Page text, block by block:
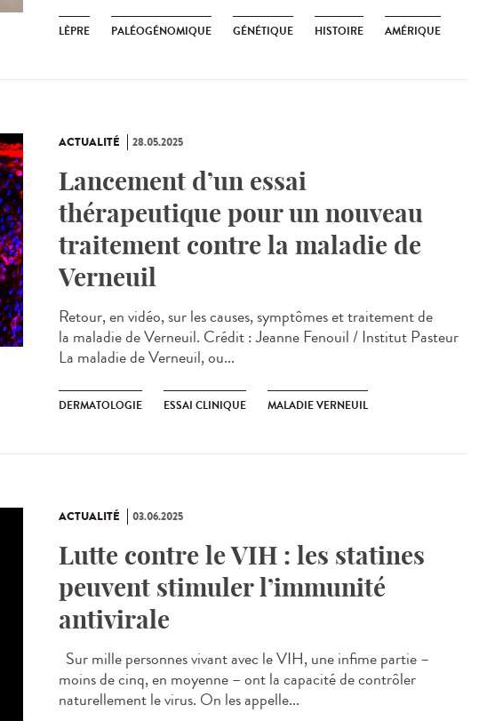
LÈPRE PALÉOGÉNOMIQUE GÉNÉTIQUE HISTOIRE AMÉRIQUE
ACTUALITÉ 28.05.2025
Lancement d’un essai
thérapeutique pour un nouveau
traitement contre la maladie de
Verneuil
Retour, en vidéo, sur les causes, symptômes et traitement de
la maladie de Verneuil. Crédit : Jeanne Fenouil / Institut Pasteur
La maladie de Verneuil, ou...
DERMATOLOGIE ESSAI CLINIQUE MALADIE VERNEUIL
ACTUALITÉ 03.06.2025
Lutte contre le VIH : les statines
peuvent stimuler l’immunité
antivirale
Sur mille personnes vivant avec le VIH, une infime partie –
moins de cinq, en moyenne – ont la capacité de contrôler
naturellement le virus. On les appelle...